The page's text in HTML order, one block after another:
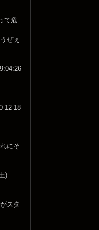
て危
ぜぇ
12-18
にそ
)
スタ